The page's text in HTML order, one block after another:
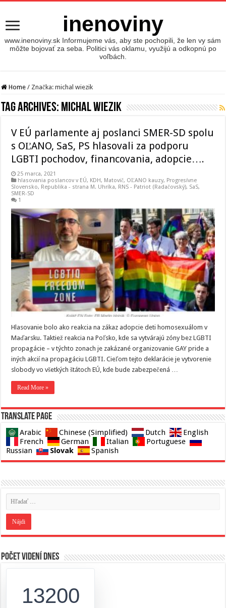
inenoviny
www.inenoviny.sk Informujeme vás, aby ste pochopili, že len vy sám
môžte bojovať za seba. Politici vás oklamu, využijú a odkopnú po
voľbách.
Home / Značka:michal wiezik
Tag Archives: michal wiezik
V EÚ parlamente aj poslanci SMER-SD spolu
s OĽANO, SaS, PS hlasovali za podporu
LGBTI pochodov, financovania, adopcie….
25 marca, 2021
hlasovania poslancov v EÚ, KDH, Matovič, OĽANO kauzy, Progresívne
Slovensko, Republika - strana M. Uhríka, RNS - Patriot (Radačovský), SaS,
SMER-SD
1
Hlasovanie bolo ako reakcia na zákaz adopcie deti homosexuálom v
Maďarsku. Taktiež reakcia na Poľsko, kde sa vytvárajú zóny bez LGBTI
propagácie – v týchto zonach je zakázané organizovanie GAY pride a
iných akcií na propagáciu LGBTI. Cieľom tejto deklarácie je vytvorenie
slobody vo všetkých štátoch EÚ, kde bude zabezpečená …
Read More »
Translate page
Arabic Chinese (Simplified) Dutch
English
French
German Italian
Portuguese
Russian
Slovak Spanish
Počet videní dnes
13200